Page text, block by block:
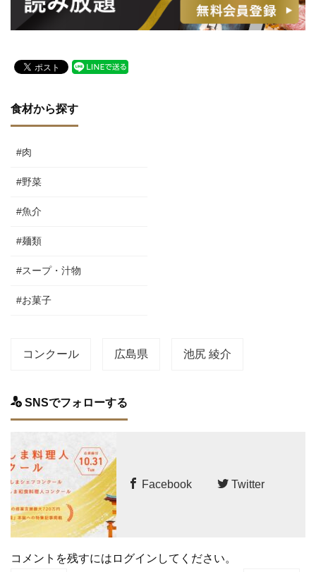
食材から探す
#肉
#野菜
#魚介
#麺類
#スープ・汁物
#お菓子
コンクール 広島県 池尻 綾介
SNSでフォローする
Facebook Twitter
コメントを残すにはログインしてください。